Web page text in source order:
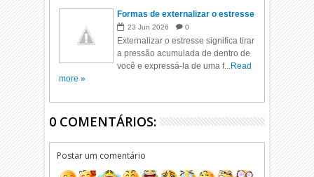
Formas de externalizar o estresse
23 Jun 2026 0
Externalizar o estresse significa tirar
a pressão acumulada de dentro de
você e expressá-la de uma f...Read
more »
0 COMENTÁRIOS:
Postar um comentário